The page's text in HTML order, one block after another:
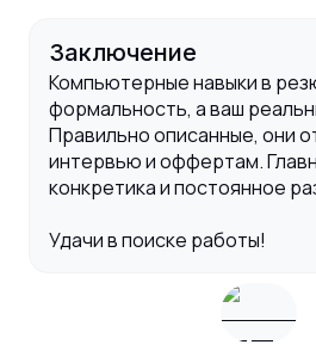
Заключение
Компьютерные навыки в
формальность, а ваш
Правильно описанные, они
интервью и оффертам.
конкретика и постоянное
Удачи в поиске работы!